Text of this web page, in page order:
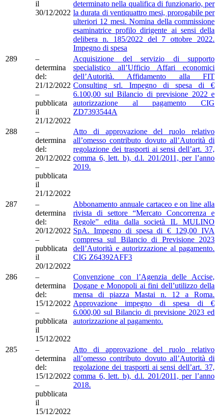
il
30/12/2022
determinato nella qualifica di funzionario, per
la durata di ventiquattro mesi, prorogabile per
ulteriori 12 mesi. Nomina della commissione
esaminatrice profilo dirigente ai sensi della
delibera n. 185/2022 del 7 ottobre 2022.
Impegno di spesa
289
–
determina
del:
21/12/2022
–
pubblicata
il
21/12/2022
Acquisizione del servizio di supporto
specialistico all’Ufficio Affari economici
dell’Autorità. Affidamento alla FIT
Consulting srl. Impegno di spesa di €
6.100,00 sul Bilancio di previsione 2022 e
autorizzazione al pagamento CIG
ZD7393544A
288
–
determina
del:
20/12/2022
–
pubblicata
il
21/12/2022
Atto di approvazione del ruolo relativo
all’omesso contributo dovuto all’Autorità di
regolazione dei trasporti ai sensi dell’art. 37,
comma 6, lett. b), d.l. 201/2011, per l’anno
2019.
287
–
determina
del:
20/12/2022
–
pubblicata
il
20/12/2022
Abbonamento annuale cartaceo e on line alla
rivista di settore “Mercato Concorrenza e
Regole” edita dalla società IL MULINO
SpA. Impegno di spesa di € 129,00 IVA
compresa sul Bilancio di Previsione 2023
dell’Autorità e autorizzazione al pagamento.
CIG Z64392AFF3
286
–
determina
del:
15/12/2022
–
pubblicata
il
15/12/2022
Convenzione con l’Agenzia delle Accise,
Dogane e Monopoli ai fini dell’utilizzo della
mensa di piazza Mastai n. 12 a Roma.
Approvazione impegno di spesa di €
6.000,00 sul Bilancio di previsione 2023 ed
autorizzazione al pagamento.
285
–
determina
del:
15/12/2022
–
pubblicata
il
15/12/2022
Atto di approvazione del ruolo relativo
all’omesso contributo dovuto all’Autorità di
regolazione dei trasporti ai sensi dell’art. 37,
comma 6, lett. b), d.l. 201/2011, per l’anno
2018.